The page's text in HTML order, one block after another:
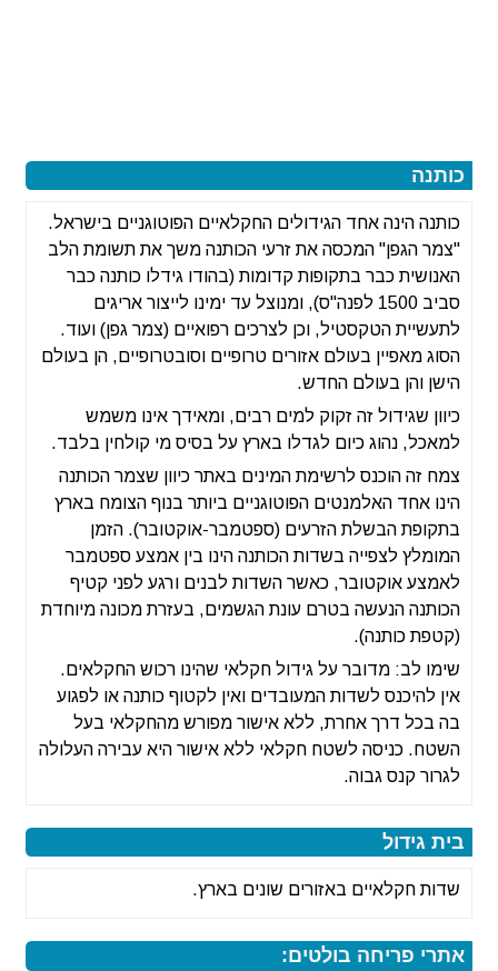
כותנה
כותנה הינה אחד הגידולים החקלאיים הפוטוגניים בישראל.
"צמר הגפן" המכסה את זרעי הכותנה משך את תשומת הלב
האנושית כבר בתקופות קדומות (בהודו גידלו כותנה כבר
סביב 1500 לפנה"ס), ומנוצל עד ימינו לייצור אריגים
לתעשיית הטקסטיל, וכן לצרכים רפואיים (צמר גפן) ועוד.
הסוג מאפיין בעולם אזורים טרופיים וסובטרופיים, הן בעולם
הישן והן בעולם החדש.
כיוון שגידול זה זקוק למים רבים, ומאידך אינו משמש
למאכל, נהוג כיום לגדלו בארץ על בסיס מי קולחין בלבד.
צמח זה הוכנס לרשימת המינים באתר כיוון שצמר הכותנה
הינו אחד האלמנטים הפוטוגניים ביותר בנוף הצומח בארץ
בתקופת הבשלת הזרעים (ספטמבר-אוקטובר). הזמן
המומלץ לצפייה בשדות הכותנה הינו בין אמצע ספטמבר
לאמצע אוקטובר, כאשר השדות לבנים ורגע לפני קטיף
הכותנה הנעשה בטרם עונת הגשמים, בעזרת מכונה מיוחדת
(קטפת כותנה).
שימו לב: מדובר על גידול חקלאי שהינו רכוש החקלאים.
אין להיכנס לשדות המעובדים ואין לקטוף כותנה או לפגוע
בה בכל דרך אחרת, ללא אישור מפורש מהחקלאי בעל
השטח. כניסה לשטח חקלאי ללא אישור היא עבירה העלולה
לגרור קנס גבוה.
בית גידול
שדות חקלאיים באזורים שונים בארץ.
אתרי פריחה בולטים: